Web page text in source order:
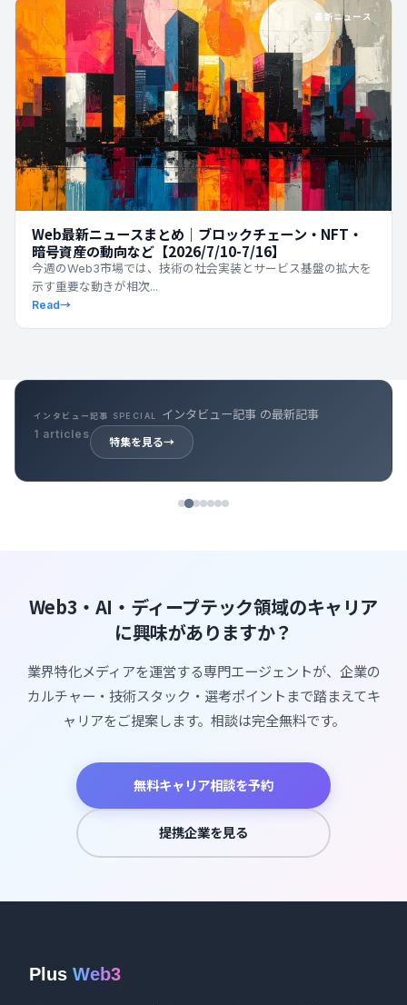
最新ニュース
Web最新ニュースまとめ｜ブロックチェーン・NFT・
暗号資産の動向など【2026/7/10-7/16】
今週のWeb3市場では、技術の社会実装とサービス基盤の拡大を
示す重要な動きが相次...
Read→
インタビュー記事 SPECIAL インタビュー記事 の最新記事
1 articles
特集を見る→
Web3・AI・ディープテック領域のキャリア
に興味がありますか？
業界特化メディアを運営する専門エージェントが、企業の
カルチャー・技術スタック・選考ポイントまで踏まえてキ
ャリアをご提案します。相談は完全無料です。
無料キャリア相談を予約
提携企業を見る
Plus Web3